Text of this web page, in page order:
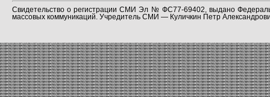
Свидетельство о регистрации СМИ Эл № ФС77-69402, выдано
массовых коммуникаций. Учредитель СМИ — Куличкин Петр